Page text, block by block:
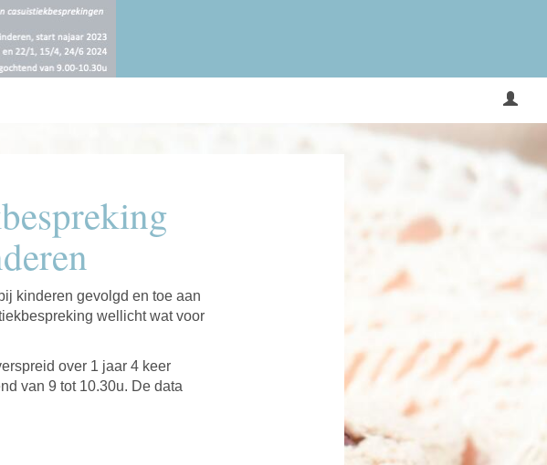
kinderen gevolgd en toe aan
wellicht wat voor
over 1 jaar 4 keer
van 9 tot 10.30u. De data